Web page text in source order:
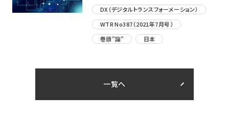
DX（デジタルトランスフォーメーション）
WTR No387（2021年7月号）
巻頭”論”
日本
一覧へ